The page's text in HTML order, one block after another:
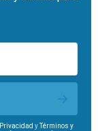
yTérminos y